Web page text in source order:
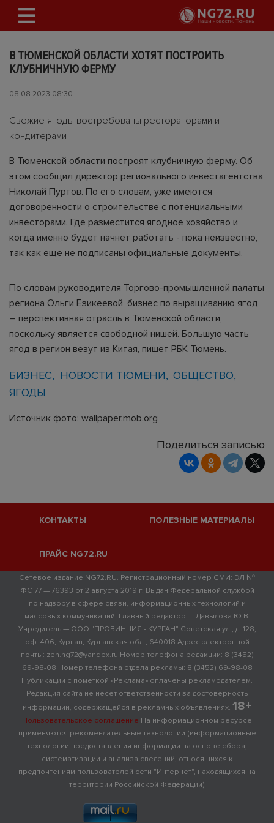
В ТЮМЕНСКОЙ ОБЛАСТИ ХОТЯТ ПОСТРОИТЬ
КЛУБНИЧНУЮ ФЕРМУ
08.08.2023 08:30
Свежие ягоды востребованы рестораторами и
кондитерами
В Тюменской области построят клубничную ферму. Об
этом сообщил директор регионального инвестагентства
Николай Пуртов. По его словам, уже имеются
договоренности о строительстве с потенциальными
инвесторами. Где разместится ягодное хозяйство и
когда именно будет начнет работать - пока неизвестно,
так как еще не подписаны официальные документы.
По словам руководителя Торгово-промышленной пaлaты
регионa Ольги Езикеевой, бизнес по выращиванию ягод
– перспективная отрасль в Тюменской области,
поскольку является свободной нишей. Большую часть
ягод в регион везут из Китая, пишет РБК Тюмень.
БИЗНЕС НОВОСТИ ТЮМЕНИ
ОБЩЕСТВО
ЯГОДЫ
Источник фото: wallpaper.mob.org
Поделиться записью
КОНТАКТЫ ПОЛЕЗНЫЕ МАТЕРИАЛЫ
ПРАЙС NG72.RU
Сетевое издание NG72.RU. Регистрационный номер СМИ: ЭЛ №
ФС 77 — 76393 от 2 августа 2019 г. Выдан Федеральной службой
по надзору в сфере связи, информационных технологий и
массовых коммуникаций. Главный редактор — Давыдова Ю.В.
Учредитель — ООО "ПРОВИНЦИЯ - КУРГАН" Советская ул., д. 128,
оф. 406, Курган, Курганская обл., 640018 Адрес электронной
почты: zen.ng72@yandex.ru Номер телефона редакции: 8 (3452)
69-98-08 Номер телефона отдела рекламы: 8 (3452) 69-98-08
Публикации с пометкой «Реклама» оплачены рекламодателем.
Редакция сайта не несет ответственности за достоверность
информации, содержащейся в рекламных объявлениях. 18+
Пользовательское соглашение На информационном ресурсе
применяются рекомендательные технологии (информационные
технологии предоставления информации на основе сбора,
систематизации и анализа сведений, относящихся к
предпочтениям пользователей сети "Интернет", находящихся на
территории Российской Федерации)